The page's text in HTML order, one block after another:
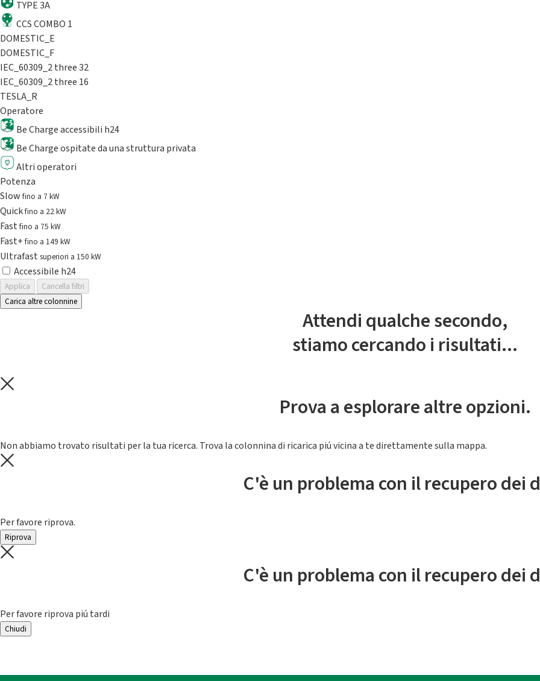
TYPE 3A
CCS COMBO 1
DOMESTIC_E
DOMESTIC_F
IEC_60309_2 three 32
IEC_60309_2 three 16
TESLA_R
Operatore
Be Charge accessibili h24
Be Charge ospitate da una struttura privata
Altri operatori
Potenza
Slowfino a 7 kW
Quickfino a 22 kW
Fastfino a 75 kW
Fast+fino a 149 kW
Ultrafast superiori a 150 kW
Accessibile h24
Applica
Cancella filtri
Carica altre colonnine
Attendi qualche secondo,
stiamo cercando i risultati...
Prova a esplorare altre opzioni.
Non abbiamo trovato risultati per la tua ricerca. Trova la colonnina di ricarica piú vicina a te direttamente sulla mappa.
C'è un problema con il recupero dei
Per favore riprova.
Riprova
C'è un problema con il recupero dei
Per favore riprova piú tardi
Chiudi